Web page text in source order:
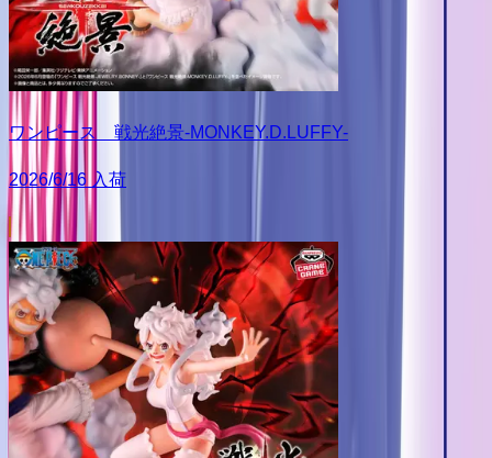
ワンピース 戦光絶景-MONKEY.D.LUFFY-
2026/6/16 入荷